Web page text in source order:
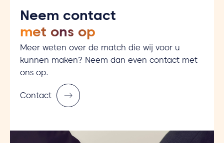
Neem contact
met ons op
Meer weten over de match die wij voor u
kunnen maken? Neem dan even contact met
ons op.
Contact